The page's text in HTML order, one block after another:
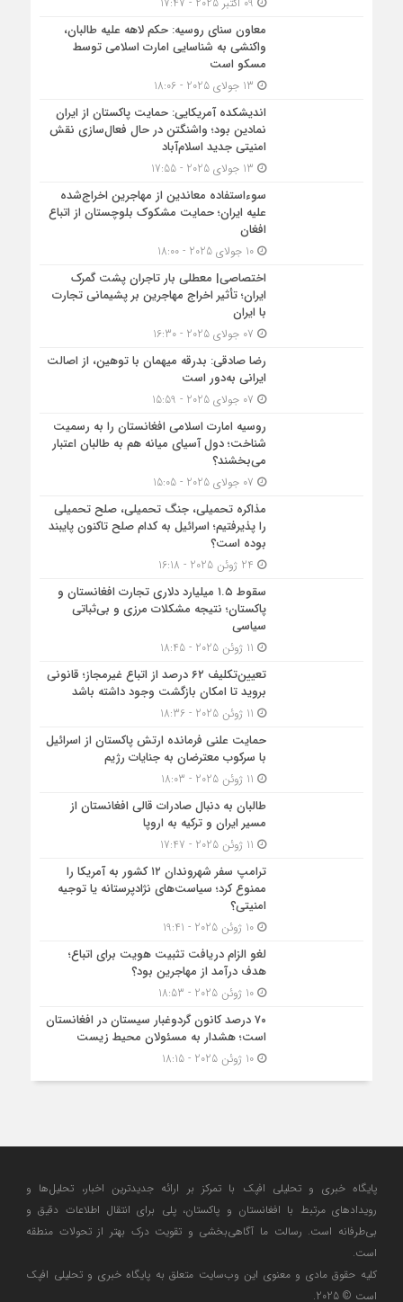
معاون سنای روسیه: حکم لاهه علیه طالبان،
واکنشی به شناسایی امارت اسلامی توسط
مسکو است
اندیشکده آمریکایی: حمایت پاکستان از ایران
نمادین بود؛ واشنگتن در حال فعال‌سازی نقش
امنیتی جدید اسلام‌آباد
سوءاستفاده معاندین از مهاجرین اخراج‌شده
علیه ایران؛ حمایت مشکوک بلوچستان از اتباع
افغان
10 جولای 2025 - 18:00
اختصاصی| معطلی بار تاجران پشت گمرک
ایران؛ تأثیر اخراج مهاجرین بر پشیمانی تجارت
با ایران
رضا صادقی: بدرقه میهمان با توهین، از اصالت
ایرانی به‌دور است
روسیه امارت اسلامی افغانستان را به رسمیت
شناخت؛ دول آسیای میانه هم به طالبان اعتبار
می‎‌بخشند؟
مذاکره تحمیلی، جنگ تحمیلی، صلح تحمیلی
را پذیرفتیم؛ اسرائیل به کدام صلح تاکنون پایبند
بوده است؟
سقوط ۱.۵ میلیارد دلاری تجارت افغانستان و
پاکستان؛ نتیجه مشکلات مرزی و بی‌ثباتی
سیاسی
تعیین‌تکلیف ۶۲ درصد از اتباع غیرمجاز؛ قانونی
بروید تا امکان بازگشت وجود داشته باشد
حمایت علنی فرمانده ارتش پاکستان از اسرائیل
با سرکوب معترضان به جنایات رژیم
طالبان به دنبال صادرات قالی افغانستان از
مسیر ایران و ترکیه به اروپا
ترامپ سفر شهروندان ۱۲ کشور به آمریکا را
ممنوع کرد؛ سیاست‌های نژادپرستانه یا توجیه
امنیتی؟
10 ژوئن 2025 - 19:41
لغو الزام دریافت تثبیت هویت برای اتباع؛
هدف درآمد از مهاجرین بود؟
10 ژوئن 2025 - 18:53
۷۰ درصد کانون گردوغبار سیستان در افغانستان
است؛ هشدار به مسئولان محیط زیست
10 ژوئن 2025 - 18:15
پایگاه خبری و تحلیلی افپک با تمرکز بر ارائه جدیدترین اخبار، تحلیل‌ها و
رویدادهای مرتبط با افغانستان و پاکستان، پلی برای انتقال اطلاعات دقیق و
بی‌طرفانه است. رسالت ما آگاهی‌بخشی و تقویت درک بهتر از تحولات منطقه
است.
کلیه حقوق مادی و معنوی این وب‌سایت متعلق به پایگاه خبری و تحلیلی افپک
است © 2025.